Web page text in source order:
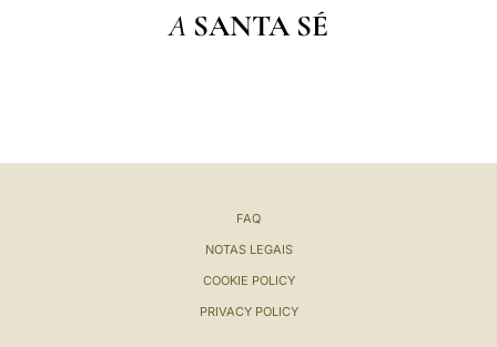
A SANTA SÉ
FAQ
NOTAS LEGAIS
COOKIE POLICY
PRIVACY POLICY